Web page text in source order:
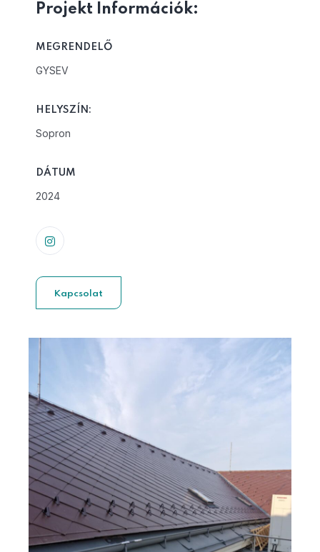
Projekt Információk:
MEGRENDELŐ
GYSEV
HELYSZÍN:
Sopron
DÁTUM
2024
Kapcsolat